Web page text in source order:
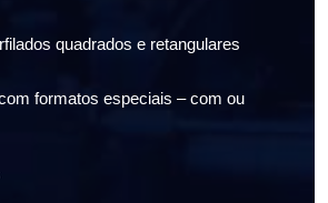
quadrados e retangulares
formatos especiais – com ou